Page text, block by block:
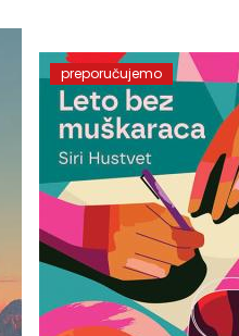
preporučujemo